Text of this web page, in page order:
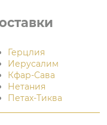
Герцлия
Иерусалим
Кфар-Сава
Нетания
Петах-Тиква